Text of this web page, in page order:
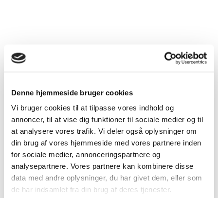
Denne hjemmeside bruger cookies
Vi bruger cookies til at tilpasse vores indhold og
annoncer, til at vise dig funktioner til sociale medier og til
at analysere vores trafik. Vi deler også oplysninger om
din brug af vores hjemmeside med vores partnere inden
for sociale medier, annonceringspartnere og
analysepartnere. Vores partnere kan kombinere disse
data med andre oplysninger, du har givet dem, eller som
de har indsamlet fra din brug af deres tjenester.